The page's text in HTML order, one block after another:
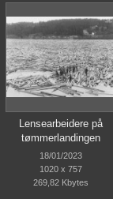
Lensearbeidere på
tømmerlandingen
18/01/2023
1020 x 757
269,82 Kbytes